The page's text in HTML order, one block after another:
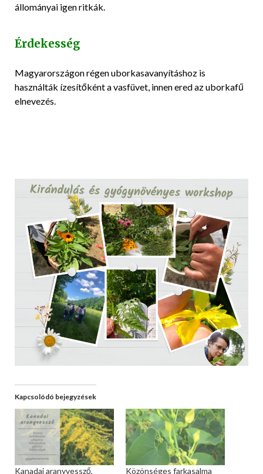
állományai igen ritkák.
Érdekesség
Magyarországon régen uborkasavanyításhoz is
használták ízesítőként a vasfüvet, innen ered az uborkafű
elnevezés.
Kapcsolódó bejegyzések
Kanadai aranyvessző, Közönséges farkasalma